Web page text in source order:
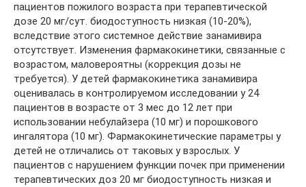
пациентов пожилого возраста при терапевтической
дозе 20 мг/сут. биодоступность низкая (10-20%),
вследствие этого системное действие занамивира
отсутствует. Изменения фармакокинетики, связанные с
возрастом, маловероятны (коррекция дозы не
требуется). У детей фармакокинетика занамивира
оценивалась в контролируемом исследовании у 24
пациентов в возрасте от 3 мес до 12 лет при
использовании небулайзера (10 мг) и порошкового
ингалятора (10 мг). Фармакокинетические параметры у
детей не отличались от таковых у взрослых. У
пациентов с нарушением функции почек при применении
терапевтических доз 20 мг биодоступность низкая и